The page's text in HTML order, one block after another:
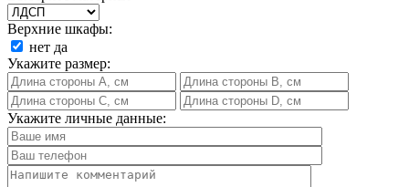
Верхние шкафы:
нет да
Укажите размер:
Укажите личные данные: